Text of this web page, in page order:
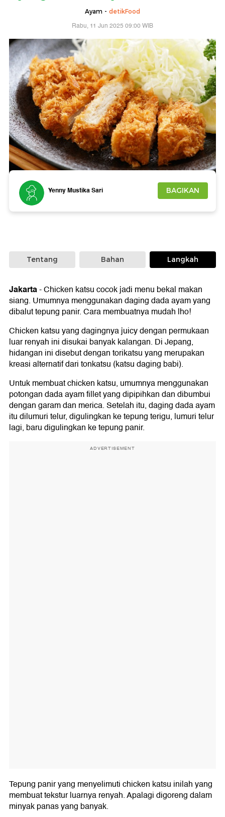
Ayam - detikFood
Rabu, 11 Jun 2025 09:00 WIB
Foto: Getty Images/iStockphoto
Yenny Mustika Sari BAGIKAN
Tentang Bahan Langkah
Jakarta-Chicken katsu cocok jadi menu bekal makan
siang. Umumnya menggunakan daging dada ayam yang
dibalut tepung panir. Cara membuatnya mudah lho!
Chicken katsu yang dagingnya juicy dengan permukaan
luar renyah ini disukai banyak kalangan. Di Jepang,
hidangan ini disebut dengan torikatsu yang merupakan
kreasi alternatif dari tonkatsu (katsu daging babi).
Untuk membuat chicken katsu, umumnya menggunakan
potongan dada ayam fillet yang dipipihkan dan dibumbui
dengan garam dan merica. Setelah itu, daging dada ayam
itu dilumuri telur, digulingkan ke tepung terigu, lumuri telur
lagi, baru digulingkan ke tepung panir.
ADVERTISEMENT
Tepung panir yang menyelimuti chicken katsu inilah yang
membuat tekstur luarnya renyah. Apalagi digoreng dalam
minyak panas yang banyak.